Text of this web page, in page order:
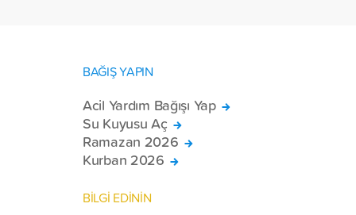
BAĞIŞ YAPIN
Acil Yardım Bağışı Yap
Su Kuyusu Aç
Ramazan 2026
Kurban 2026
BİLGİ EDİNİN